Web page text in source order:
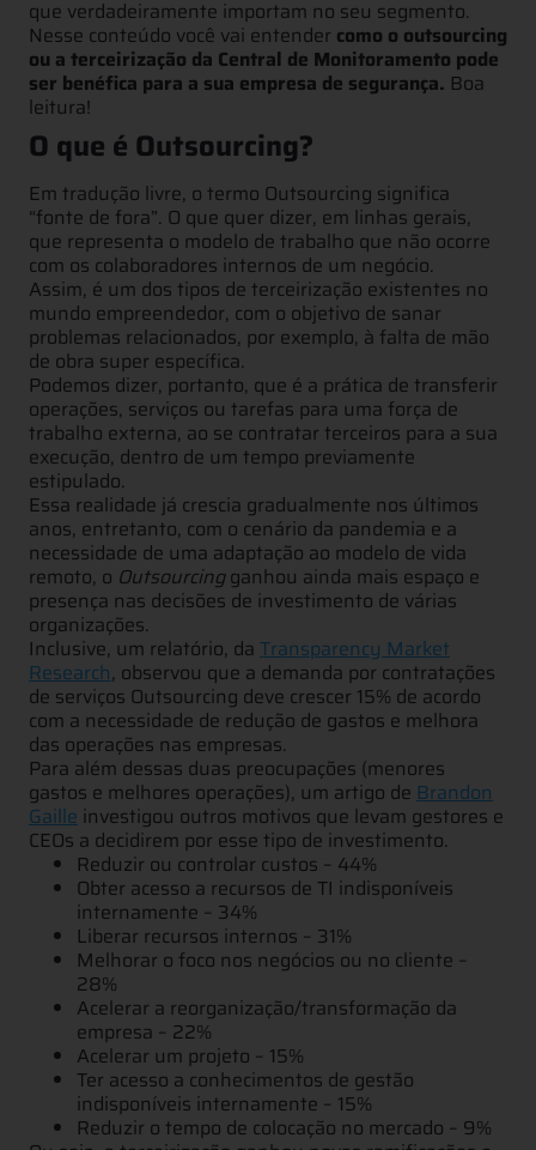
que verdadeiramente importam no seu segmento.
Nesse conteúdo você vai entender como o outsourcing
ou a terceirização da Central de Monitoramento pode
ser benéfica para a sua empresa de segurança. Boa
leitura!
O que é Outsourcing?
Em tradução livre, o termo Outsourcing significa
“fonte de fora”. O que quer dizer, em linhas gerais,
que representa o modelo de trabalho que não ocorre
com os colaboradores internos de um negócio.
Assim, é um dos tipos de terceirização existentes no
mundo empreendedor, com o objetivo de sanar
problemas relacionados, por exemplo, à falta de mão
de obra super específica.
Podemos dizer, portanto, que é a prática de transferir
operações, serviços ou tarefas para uma força de
trabalho externa, ao se contratar terceiros para a sua
execução, dentro de um tempo previamente
estipulado.
Essa realidade já crescia gradualmente nos últimos
anos, entretanto, com o cenário da pandemia e a
necessidade de uma adaptação ao modelo de vida
remoto, o Outsourcingganhou ainda mais espaço e
presença nas decisões de investimento de várias
organizações.
Inclusive, um relatório, da Transparency Market
Research, observou que a demanda por contratações
de serviços Outsourcing deve crescer 15% de acordo
com a necessidade de redução de gastos e melhora
das operações nas empresas.
Para além dessas duas preocupações (menores
gastos e melhores operações), um artigo de Brandon
Gaille investigou outros motivos que levam gestores e
CEOs a decidirem por esse tipo de investimento.
Reduzir ou controlar custos – 44%
Obter acesso a recursos de TI indisponíveis
internamente – 34%
Liberar recursos internos – 31%
Melhorar o foco nos negócios ou no cliente –
28%
Acelerar a reorganização/transformação da
empresa – 22%
Acelerar um projeto – 15%
Ter acesso a conhecimentos de gestão
indisponíveis internamente – 15%
Reduzir o tempo de colocação no mercado – 9%